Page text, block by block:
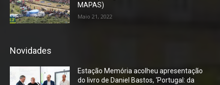
MAPAS)
Maio 21, 2022
Novidades
Estação Memória acolheu apresentação
do livro de Daniel Bastos, ‘Portugal: da